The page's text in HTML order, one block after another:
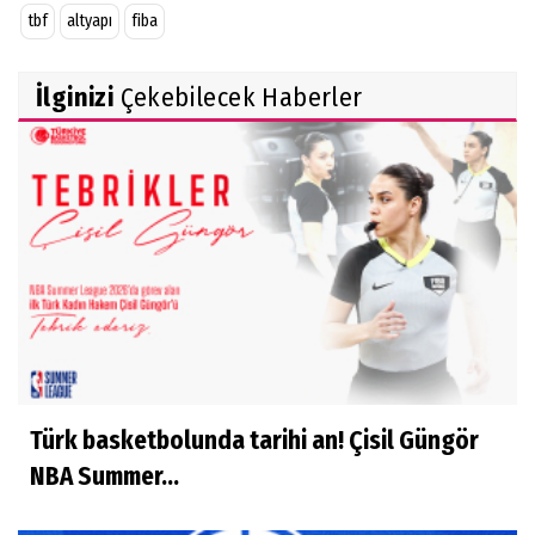
tbf altyapı fiba
İlginizi Çekebilecek Haberler
Türk basketbolunda tarihi an! Çisil Güngör
NBA Summer...